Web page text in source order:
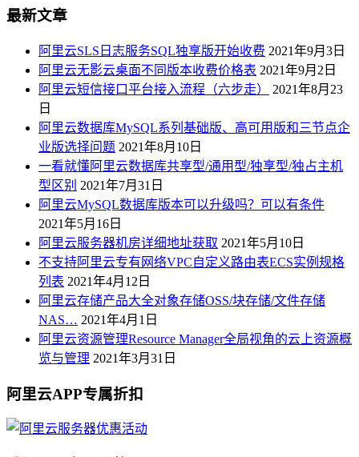
最新文章
阿里云SLS日志服务SQL独享版开始收费 2021年9月3日
阿里云无影云桌面不同版本收费价格表 2021年9月2日
阿里云短信接口平台接入流程（六步走）
2021年8月23
日
阿里云数据库MySQL系列基础版、高可用版和三节点企
业版选择问题 2021年8月10日
一看就懂阿里云数据库共享型/通用型/独享型/独占主机
型区别 2021年7月31日
阿里云MySQL数据库版本可以升级吗？可以有条件
2021年5月16日
阿里云服务器机房详细地址获取 2021年5月10日
不支持阿里云专有网络VPC自定义路由表ECS实例规格
列表 2021年4月12日
阿里云存储产品大全对象存储OSS/块存储/文件存储
NAS… 2021年4月1日
阿里云资源管理Resource Manager全局视角的云上资源概
览与管理 2021年3月31日
阿里云APP专属折扣